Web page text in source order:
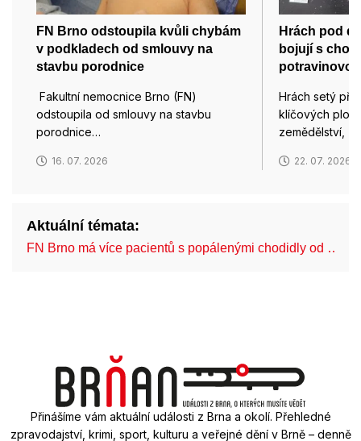
FN Brno odstoupila kvůli chybám
v podkladech od smlouvy na
stavbu porodnice
Fakultní nemocnice Brno (FN)
odstoupila od smlouvy na stavbu
porodnice…
16. 07. 2026
Hrách pod
bojují s
Hrách setý
klíčových
zemědělství,
22. 07. 2026
Aktuální témata:
FN Brno má více pacientů s popálenými chodidly od …
Přinášíme vám aktuální události z Brna a okolí. Přehledné
zpravodajství, krimi, sport, kulturu a veřejné dění v Brně – denně